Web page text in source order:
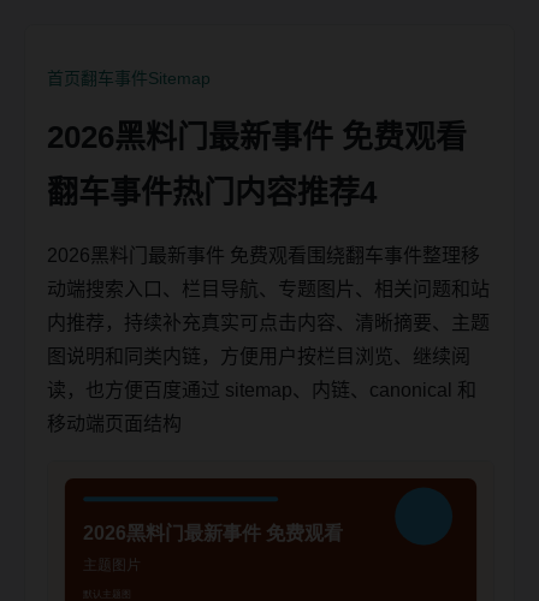
首页翻车事件Sitemap
2026黑料门最新事件 免费观看
翻车事件热门内容推荐4
2026黑料门最新事件 免费观看围绕翻车事件整理移
动端搜索入口、栏目导航、专题图片、相关问题和站
内推荐，持续补充真实可点击内容、清晰摘要、主题
图说明和同类内链，方便用户按栏目浏览、继续阅
读，也方便百度通过 sitemap、内链、canonical 和
移动端页面结构